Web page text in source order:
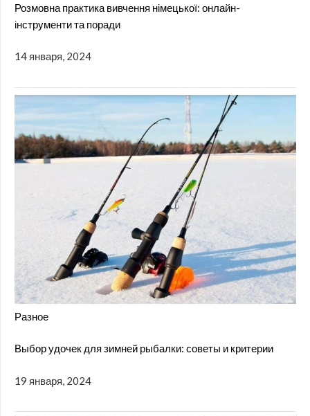
Розмовна практика вивчення німецької: онлайн-
інструменти та поради
14 января, 2024
Разное
Выбор удочек для зимней рыбалки: советы и критерии
19 января, 2024